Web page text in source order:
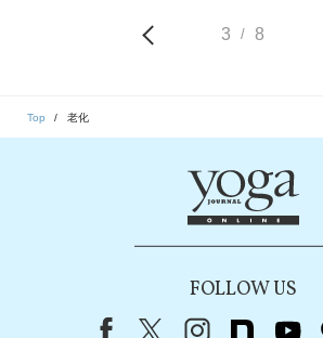
3 / 8
Top 老化
FOLLOW US
FacebookX（旧Twitter）
instagram
note